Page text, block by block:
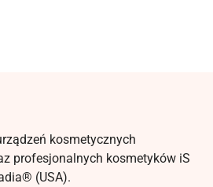
kosmetycznych
profesjonalnych kosmetyków iS
(USA).